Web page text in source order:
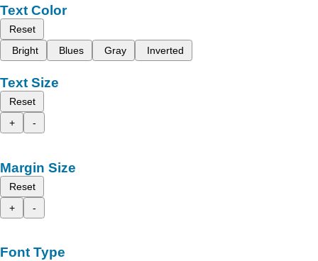
Text Color
Reset
Bright
Blues Gray Inverted
Text Size
Reset
+
-
Margin Size
Reset
+
-
Font Type